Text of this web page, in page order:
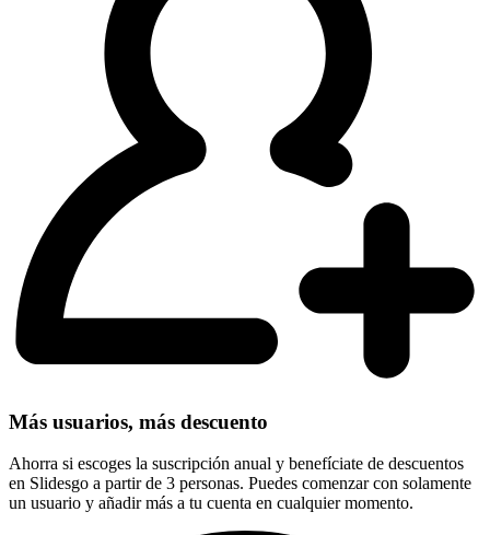
Más usuarios, más descuento
Ahorra si escoges la suscripción anual y benefíciate de descuentos
en Slidesgo a partir de 3 personas. Puedes comenzar con solamente
un usuario y añadir más a tu cuenta en cualquier momento.